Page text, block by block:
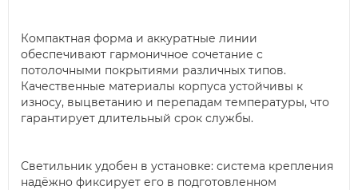
Компактная форма и аккуратные линии
обеспечивают гармоничное сочетание с
потолочными покрытиями различных типов.
Качественные материалы корпуса устойчивы к
износу, выцветанию и перепадам температуры, что
гарантирует длительный срок службы.
Светильник удобен в установке: система крепления
надёжно фиксирует его в подготовленном